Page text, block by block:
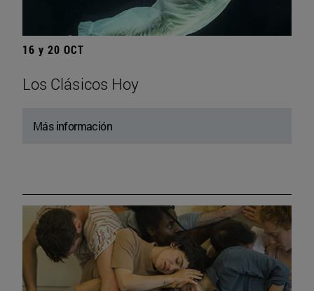
16 y 20 OCT
Los Clásicos Hoy
Más información